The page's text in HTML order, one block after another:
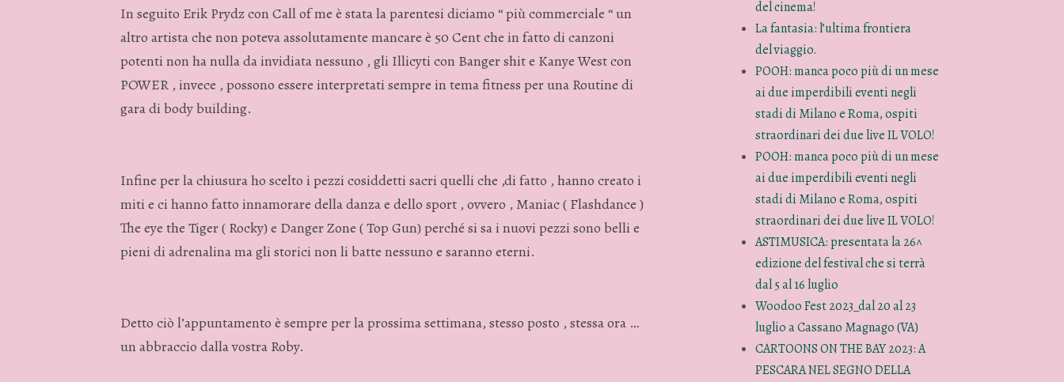
In seguito Erik Prydz con Call of me è stata la parentesi diciamo “ più commerciale “ un
altro artista che non poteva assolutamente mancare è 50 Cent che in fatto di canzoni
potenti non ha nulla da invidiata nessuno , gli Illicyti con Banger shit e Kanye West con
POWER , invece , possono essere interpretati sempre in tema fitness per una Routine di
gara di body building.
Infine per la chiusura ho scelto i pezzi cosiddetti sacri quelli che ,di fatto , hanno creato i
miti e ci hanno fatto innamorare della danza e dello sport , ovvero , Maniac ( Flashdance )
The eye the Tiger ( Rocky) e Danger Zone ( Top Gun) perché si sa i nuovi pezzi sono belli e
pieni di adrenalina ma gli storici non li batte nessuno e saranno eterni.
Detto ciò l’appuntamento è sempre per la prossima settimana, stesso posto , stessa ora …
un abbraccio dalla vostra Roby.
del cinema!
La fantasia: l’ultima frontiera
del viaggio.
POOH: manca poco più di un mese
ai due imperdibili eventi negli
stadi di Milano e Roma, ospiti
straordinari dei due live IL VOLO!
POOH: manca poco più di un mese
ai due imperdibili eventi negli
stadi di Milano e Roma, ospiti
straordinari dei due live IL VOLO!
ASTIMUSICA: presentata la 26^
edizione del festival che si terrà
dal 5 al 16 luglio
Woodoo Fest 2023_dal 20 al 23
luglio a Cassano Magnago (VA)
CARTOONS ON THE BAY 2023: A
PESCARA NEL SEGNO DELLA